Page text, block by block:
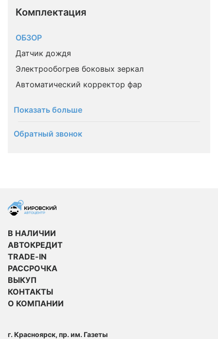
Комплектация
ОБЗОР
Датчик дождя
Электрообогрев боковых зеркал
Автоматический корректор фар
Показать больше
Обратный звонок
В НАЛИЧИИ
АВТОКРЕДИТ
TRADE-IN
РАССРОЧКА
ВЫКУП
КОНТАКТЫ
О КОМПАНИИ
г. Красноярск, пр. им. Газеты